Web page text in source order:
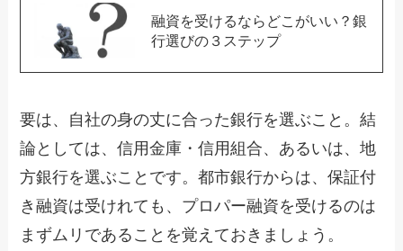
融資を受けるならどこがいい？銀
行選びの３ステップ
要は、自社の身の丈に合った銀行を選ぶこと。結
論としては、信用金庫・信用組合、あるいは、地
方銀行を選ぶことです。都市銀行からは、保証付
き融資は受けれても、プロパー融資を受けるのは
まずムリであることを覚えておきましょう。